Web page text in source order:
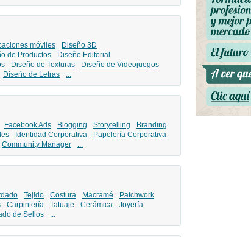
móviles
Diseño 3D
de Productos
Diseño Editorial
Diseño de Texturas
Diseño de Videojuegos
Diseño de Letras ...
Facebook Ads Blogging Storytelling
Branding
Identidad Corporativa
Papelería Corporativa
Community Manager ...
Tejido Costura Macramé
Patchwork
Carpintería Tatuaje Cerámica
Joyería
de Sellos ...